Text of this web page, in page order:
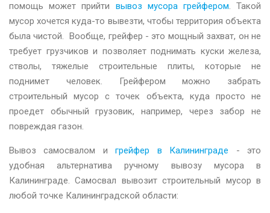
помощь может прийти вывоз мусора грейфером. Такой
мусор хочется куда-то вывезти, чтобы территория объекта
была чистой. Вообще, грейфер - это мощный захват, он не
требует грузчиков и позволяет поднимать куски железа,
стволы, тяжелые строительные плиты, которые не
поднимет человек. Грейфером можно забрать
строительный мусор с точек объекта, куда просто не
проедет обычный грузовик, например, через забор не
повреждая газон.
Вывоз самосвалом игрейфер в Калининграде - это
удобная альтернатива ручному вывозу мусора в
Калининграде. Самосвал вывозит строительный мусор в
любой точке Калининградской области: